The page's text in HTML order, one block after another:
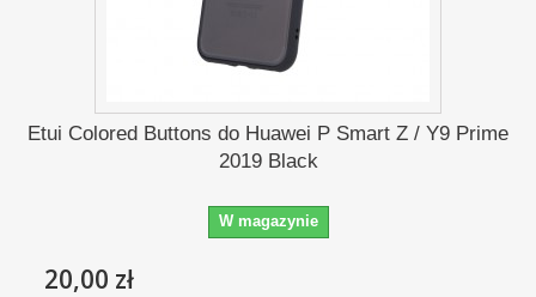
Etui Colored Buttons do Huawei P Smart Z / Y9 Prime
2019 Black
W magazynie
20,00 zł